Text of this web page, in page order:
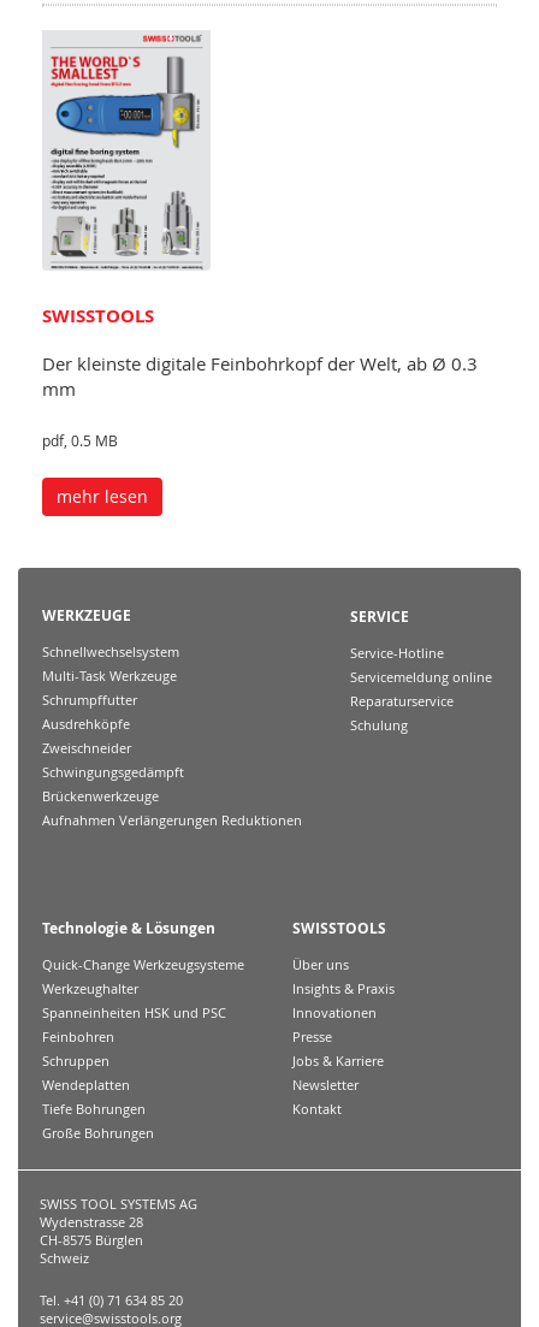
SWISSTOOLS
Der kleinste digitale Feinbohrkopf der Welt, ab Ø 0.3
mm
pdf, 0.5 MB
mehr lesen
WERKZEUGE
Schnellwechselsystem
Multi-Task Werkzeuge
Schrumpffutter
Ausdrehköpfe
Zweischneider
Schwingungsgedämpft
Brückenwerkzeuge
Aufnahmen Verlängerungen Reduktionen
SERVICE
Service-Hotline
Servicemeldung online
Reparaturservice
Schulung
Technologie & Lösungen
Quick-Change Werkzeugsysteme
Werkzeughalter
Spanneinheiten HSK und PSC
Feinbohren
Schruppen
Wendeplatten
Tiefe Bohrungen
Große Bohrungen
SWISSTOOLS
Über uns
Insights & Praxis
Innovationen
Presse
Jobs & Karriere
Newsletter
Kontakt
SWISS TOOL SYSTEMS AG
Wydenstrasse 28
CH-8575 Bürglen
Schweiz
Tel. +41 (0) 71 634 85 20
service@swisstools.org